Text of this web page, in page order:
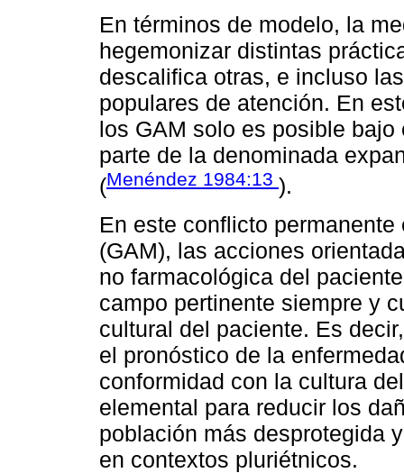
En términos de modelo, la
hegemonizar distintas
descalifica otras, e incluso
populares de atención. En
los GAM solo es posible
parte de la denominada
(Menéndez 1984:13 ).
En este conflicto
(GAM), las acciones
no farmacológica del
campo pertinente siempre y
cultural del paciente. Es
el pronóstico de la
conformidad con la cultura
elemental para reducir los
población más desprotegida
en contextos pluriétnicos.